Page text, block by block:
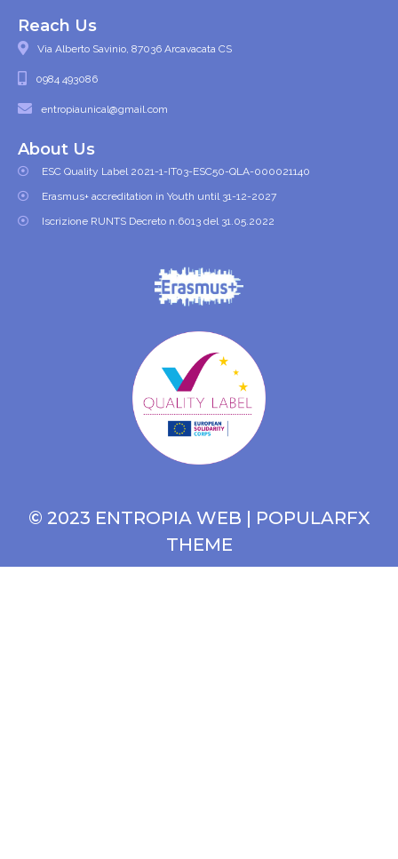
Reach Us
Via Alberto Savinio, 87036 Arcavacata CS
0984 493086
entropiaunical@gmail.com
About Us
ESC Quality Label 2021-1-IT03-ESC50-QLA-000021140
Erasmus+ accreditation in Youth until 31-12-2027
Iscrizione RUNTS Decreto n.6013 del 31.05.2022
© 2023 ENTROPIA WEB | POPULARFX
THEME